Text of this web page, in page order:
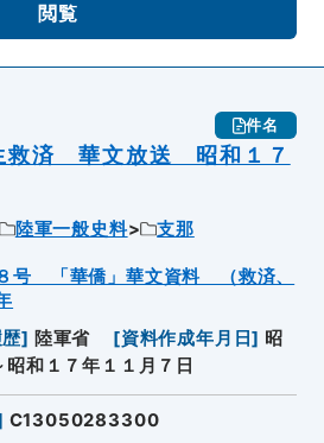
閲覧
件名
救済 華文放送 昭和１７
陸軍一般史料
支那
号 「華僑」華文資料 （救済、
] 陸軍省 [資料作成年月日] 昭
和１７年１１月７日
C13050283300